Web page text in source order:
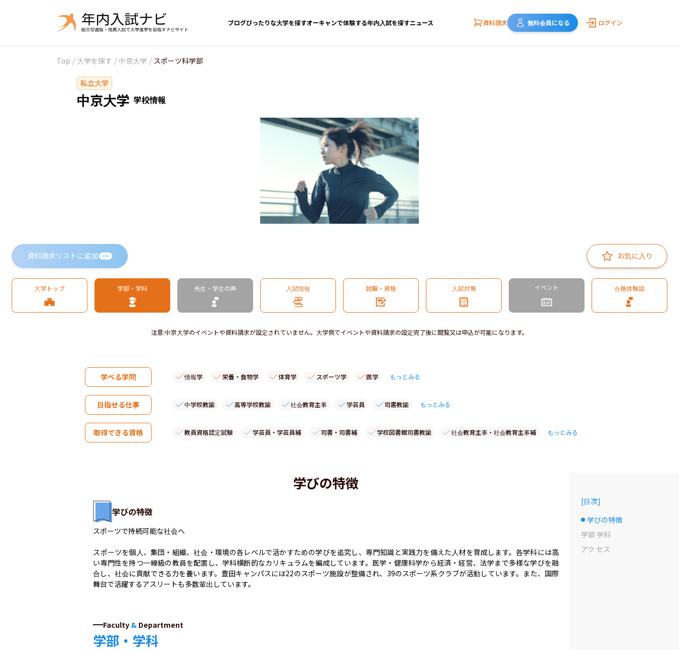
ブログぴったりな大学を探すオーキャンで体験する年内入試を探すニュース 資料請求 無料会員になる ログイン
Top / 大学を探す / 中京大学 / スポーツ科学部
私立大学
中京大学 学校情報
資料請求リストに追加 無料 お気に入り
大学トップ 学部・学科 先生・学生の声 入試情報 就職・資格 入試対策 イベント 合格体験談
注意:中京大学のイベントや資料請求が設定されていません。大学側でイベントや資料請求の設定完了後に閲覧又は申込が可能になります。
学べる学問 情報学 栄養・食物学 体育学 スポーツ学 医学 もっとみる
目指せる仕事 中学校教諭 高等学校教諭 社会教育主事 学芸員 司書教諭 もっとみる
取得できる資格 教員資格認定試験 学芸員・学芸員補 司書・司書補 学校図書館司書教諭 社会教育主事・社会教育主事補 もっとみる
学びの特徴
学びの特徴
スポーツで持続可能な社会へ
スポーツを個人、集団・組織、社会・環境の各レベルで活かすための学びを追究し、専門知識と実践力を備えた人材を育成します。各学科には高
い専門性を持つ一線級の教員を配置し、学科横断的なカリキュラムを編成しています。医学・健康科学から経済・経営、法学まで多様な学びを融
合し、社会に貢献できる力を養います。豊田キャンパスには22のスポーツ施設が整備され、39のスポーツ系クラブが活動しています。また、国際
舞台で活躍するアスリートも多数輩出しています。
Faculty & Department
学部・学科
[目次]
選択中のドット
学びの特徴
学部 学科
アク セス